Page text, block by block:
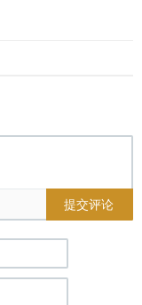
提交评论